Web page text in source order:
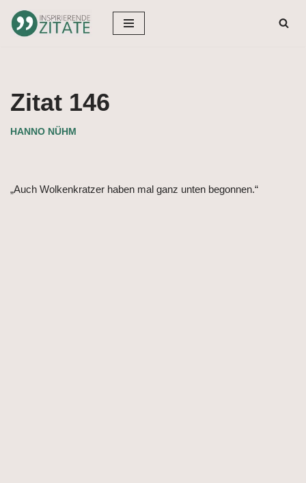
Zum
Zitat 146
HANNO NÜHM
„Auch Wolkenkratzer haben mal ganz unten begonnen.“